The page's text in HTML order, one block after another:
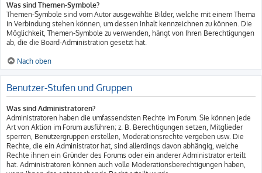
Was sind Themen-Symbole?
Themen-Symbole sind vom Autor ausgewählte Bilder, welche mit einem Thema
in Verbindung stehen können, um dessen Inhalt kennzeichnen zu können. Die
Möglichkeit, Themen-Symbole zu verwenden, hängt von Ihren Berechtigungen
ab, die die Board-Administration gesetzt hat.
Nach oben
Benutzer-Stufen und Gruppen
Was sind Administratoren?
Administratoren haben die umfassendsten Rechte im Forum. Sie können jede
Art von Aktion im Forum ausführen; z. B. Berechtigungen setzen, Mitglieder
sperren, Benutzergruppen erstellen, Moderationsrechte vergeben usw. Die
Rechte, die ein Administrator hat, sind allerdings davon abhängig, welche
Rechte ihnen ein Gründer des Forums oder ein anderer Administrator erteilt
hat. Administratoren können auch volle Moderationsberechtigungen haben,